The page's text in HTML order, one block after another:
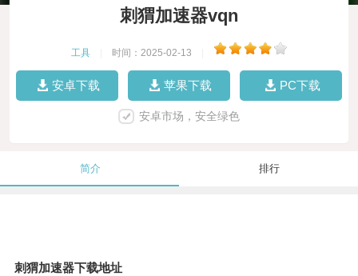
刺猬加速器vqn
工具 时间：2025-02-13
安卓下载 苹果下载 PC下载
安卓市场，安全绿色
简介 排行
刺猬加速器下载地址